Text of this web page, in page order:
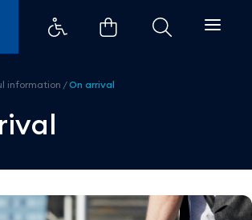
arriva | Aeroporto
information /On arrival